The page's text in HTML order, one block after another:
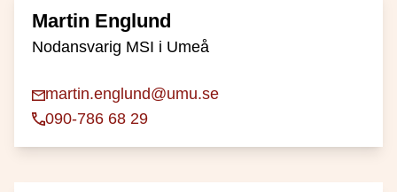
Martin Englund
Nodansvarig MSI i Umeå
martin.englund@umu.se
090-786 68 29